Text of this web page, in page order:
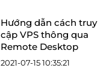
Hướng dẫn cách truy
cập VPS thông qua
Remote Desktop
2021-07-15 10:35:21